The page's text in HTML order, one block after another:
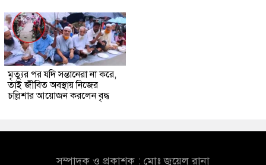
মৃত্যুর পর যদি সন্তানেরা না করে,
তাই জীবিত অবস্থায় নিজের
চল্লিশার আয়োজন করলেন বৃদ্ধ
সম্পাদক ও প্রকাশক : মোঃ জুয়েল রানা